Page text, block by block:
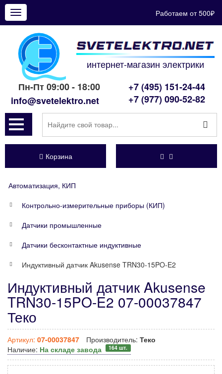
Показать
меню
Работаем от 500₽
интернет-магазин электрики
Пн-Пт 09:00 - 18:00
info@svetelektro.net
+7 (495) 151-24-44
+7 (977) 090-52-82
Корзина
Автоматизация, КИП
Контрольно-измерительные приборы (КИП)
Датчики промышленные
Датчики бесконтактные индуктивные
Индуктивный датчик Akusense TRN30-15PO-E2
Индуктивный датчик Akusense
TRN30-15PO-E2 07-00037847
Теко
Артикул: 07-00037847 Производитель: Теко
Наличие: На складе завода 164 шт.